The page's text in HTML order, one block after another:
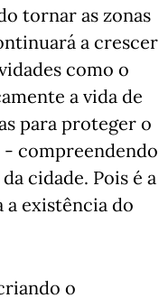
tornar as zonas
a crescer
como o
a vida de
para proteger o
- compreendendo
cidade. Pois é a
a existência do
o